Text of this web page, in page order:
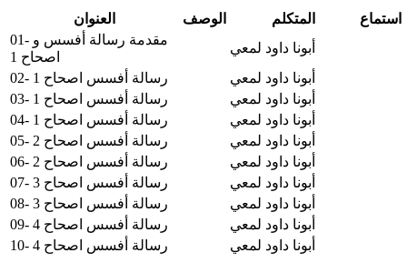
العنوان الوصف المتكلم
استماع
01- مقدمة رسالة أفسس و
اصحاح 1
أبونا داود لمعي
02- رسالة أفسس اصحاح 1
أبونا داود لمعي
03- رسالة أفسس اصحاح 1
أبونا داود لمعي
04- رسالة أفسس اصحاح 1
أبونا داود لمعي
05- رسالة أفسس اصحاح 2
أبونا داود لمعي
06- رسالة أفسس اصحاح 2
أبونا داود لمعي
07- رسالة أفسس اصحاح 3
أبونا داود لمعي
08- رسالة أفسس اصحاح 3
أبونا داود لمعي
09- رسالة أفسس اصحاح 4
أبونا داود لمعي
10- رسالة أفسس اصحاح 4
أبونا داود لمعي